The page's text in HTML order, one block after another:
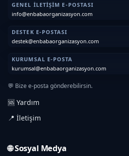
GENEL İLETIŞIM E-POSTASI
info@enbabaorganizasyon.com
DESTEK E-POSTASI
destek@enbabaorganizasyon.com
KURUMSAL E-POSTA
kurumsal@enbabaorganizasyon.com
💬 Bize e-posta gönderebilirsin.
🆘 Yardım
📍 İletişim
🌐 Sosyal Medya